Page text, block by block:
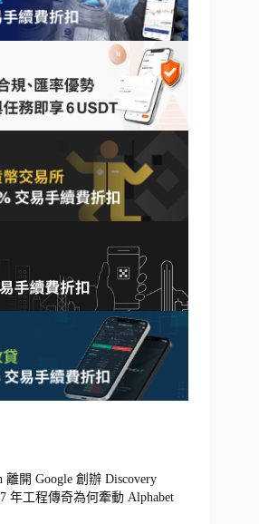
離開 Google 創辦 Discovery
年工程傳奇為何牽動 Alphabet